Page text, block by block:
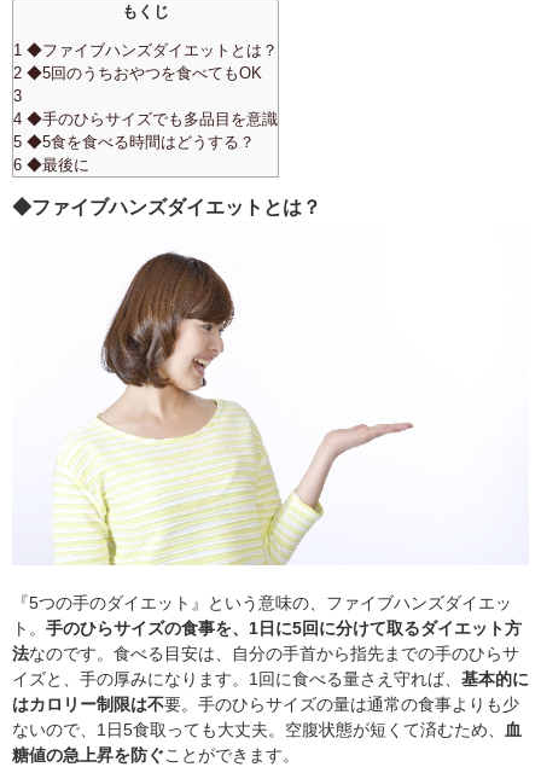
もくじ
1 ◆ファイブハンズダイエットとは？
2 ◆5回のうちおやつを食べてもOK
3
4 ◆手のひらサイズでも多品目を意識
5 ◆5食を食べる時間はどうする？
6 ◆最後に
◆ファイブハンズダイエットとは？
『5つの手のダイエット』という意味の、ファイブハンズダイエッ
ト。 手のひらサイズの食事を、1日に5回に分けて取るダイエット方
法なのです。食べる目安は、自分の手首から指先までの手のひらサ
イズと、手の厚みになります。1回に食べる量さえ守れば、 基本的に
はカロリー制限は不要。手のひらサイズの量は通常の食事よりも少
ないので、1日5食取っても大丈夫。空腹状態が短くて済むため、 血
糖値の急上昇を防ぐことができます。